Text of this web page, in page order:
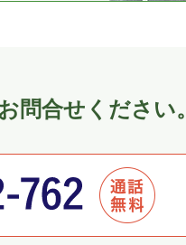
問合せください。